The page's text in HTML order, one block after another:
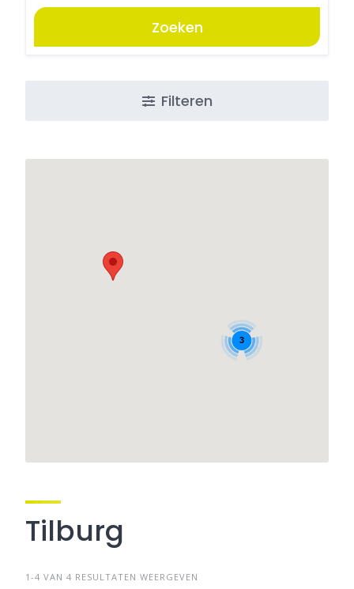
Zoeken
Filteren
3
Tilburg
1-4 VAN 4 RESULTATEN WEERGEVEN